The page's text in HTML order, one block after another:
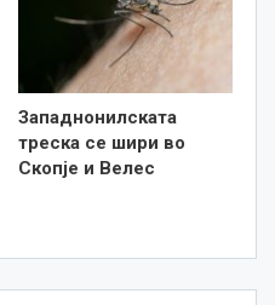
Западнонилската
треска се шири во
Скопје и Велес